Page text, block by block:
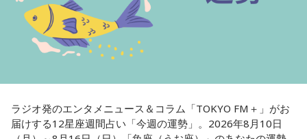
ラジオ発のエンタメニュース＆コラム「TOKYO FM＋」がお
届けする12星座週間占い「今週の運勢」。2026年8月10日